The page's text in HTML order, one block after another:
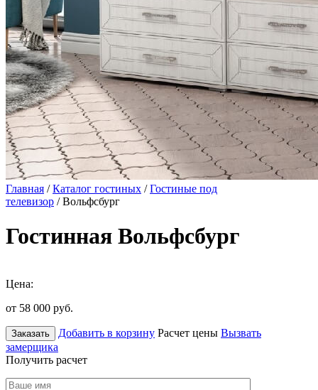
Главная /Каталог гостиных /Гостиные под
телевизор / Вольфсбург
Гостинная Вольфсбург
Цена:
от 58 000 руб.
Заказать Добавить в корзину Расчет цены Вызвать
замерщика
Получить расчет